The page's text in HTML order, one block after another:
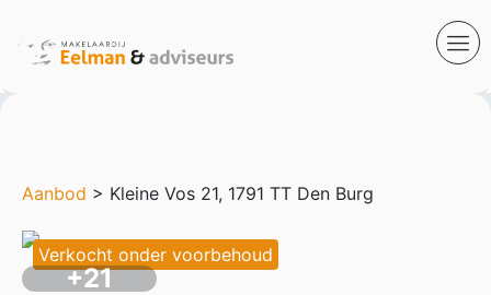
Aanbod > Kleine Vos 21, 1791 TT Den Burg
Verkocht onder voorbehoud
+21